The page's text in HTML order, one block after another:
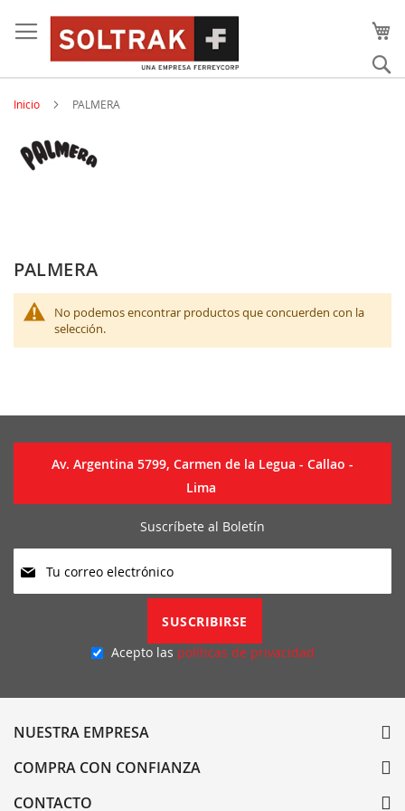
to
content
Inicio PALMERA
PALMERA
No podemos encontrar productos que concuerden con la
selección.
Av. Argentina 5799, Carmen de la Legua - Callao -
Lima
Suscríbete al Boletín
nuestro
SUSCRIBIRSE
Acepto las políticas de privacidad
NUESTRA EMPRESA
COMPRA CON CONFIANZA
CONTACTO